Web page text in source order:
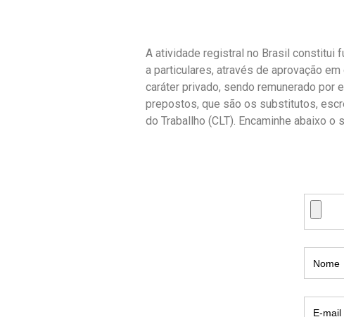
A atividade registral no Brasil constitui
a particulares, através de aprovação
caráter privado, sendo remunerado por
prepostos, que são os substitutos,
do Traballho (CLT). Encaminhe abaixo